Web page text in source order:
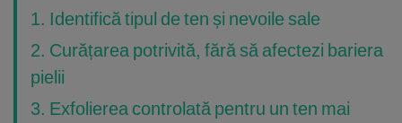
1. Identifică tipul de ten și nevoile sale
2. Curățarea potrivită, fără să afectezi bariera
pielii
3. Exfolierea controlată pentru un ten mai